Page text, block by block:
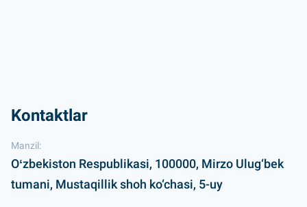
Kontaktlar
Manzil:
Oʻzbekiston Respublikasi, 100000, Mirzo Ulug‘bek
tumani, Mustaqillik shoh ko‘chasi, 5-uy